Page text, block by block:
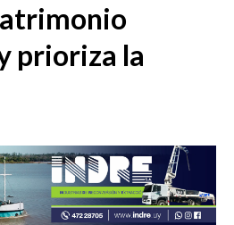
prioriza la